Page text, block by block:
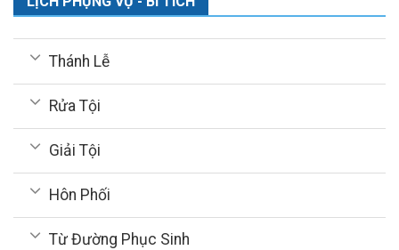
Thánh Lễ
Rửa Tội
Giải Tội
Hôn Phối
Từ Đường Phục Sinh